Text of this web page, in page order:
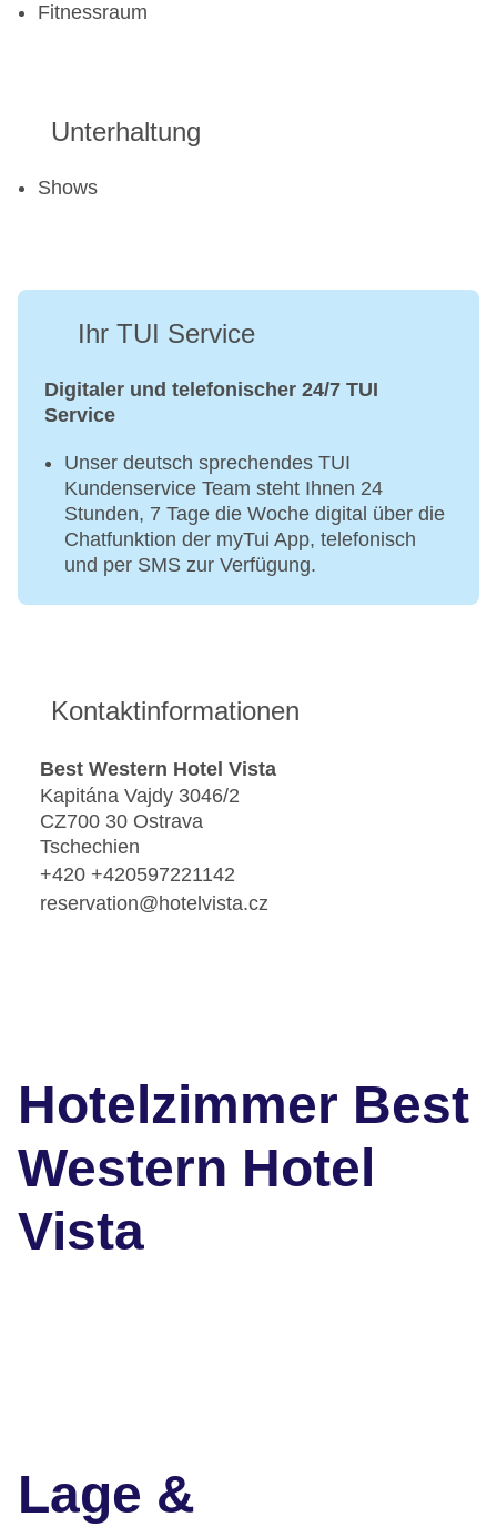
Fitnessraum
Unterhaltung
Shows
Ihr TUI Service
Digitaler und telefonischer 24/7 TUI
Service
Unser deutsch sprechendes TUI
Kundenservice Team steht Ihnen 24
Stunden, 7 Tage die Woche digital über die
Chatfunktion der myTui App, telefonisch
und per SMS zur Verfügung.
Kontaktinformationen
Best Western Hotel Vista
Kapitána Vajdy 3046/2
CZ700 30 Ostrava
Tschechien
+420 +420597221142
reservation@hotelvista.cz
Hotelzimmer Best
Western Hotel
Vista
Lage &